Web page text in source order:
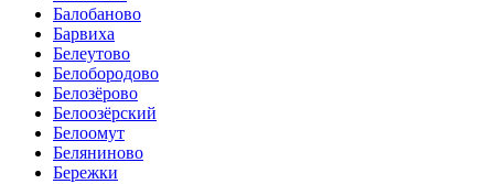
Балобаново
Барвиха
Белеутово
Белобородово
Белозёрово
Белоозёрский
Белоомут
Беляниново
Бережки